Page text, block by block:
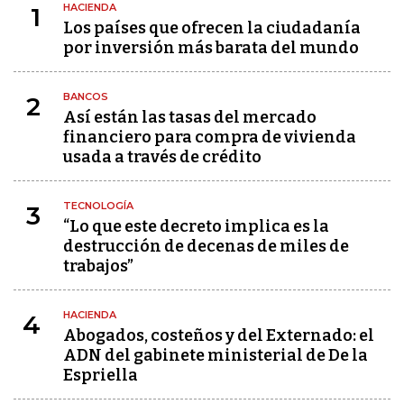
1 HACIENDA
Los países que ofrecen la ciudadanía
por inversión más barata del mundo
2 BANCOS
Así están las tasas del mercado
financiero para compra de vivienda
usada a través de crédito
3 TECNOLOGÍA
“Lo que este decreto implica es la
destrucción de decenas de miles de
trabajos”
4 HACIENDA
Abogados, costeños y del Externado: el
ADN del gabinete ministerial de De la
Espriella